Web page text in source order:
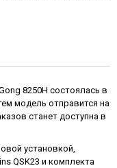
8250Н состоялась в
модель отправится на
станет доступна в
установкой,
QSK23 и комплекта